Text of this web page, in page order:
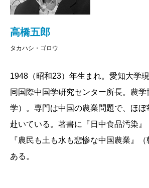
ています。
高橋五郎
タカハシ・ゴロウ
1948（昭和23）年生まれ。愛知大学
同国際中国学研究センター所長。農学
学）。専門は中国の農業問題で、ほぼ
赴いている。著書に『日中食品汚染』
『農民も土も水も悲惨な中国農業』
ある。